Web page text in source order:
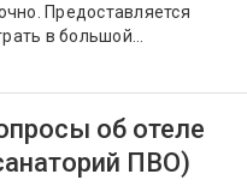
Предоставляется
в большой...
об отеле
ПВО)